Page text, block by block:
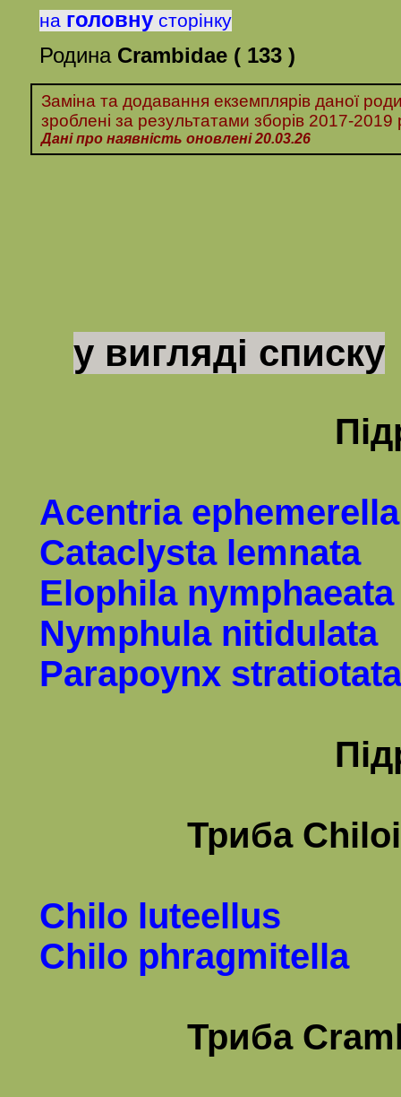
на головну сторінку
Родина Crambidae ( 133 )
Заміна та додавання екземплярів даної
зроблені за результатами зборів 2017-2019
Дані про наявність оновлені 20.03.26
у вигляді списку
Acentria ephemerella
Cataclysta lemnata
Elophila nymphaeata
Nymphula nitidulata
Parapoynx stratiotata
Триба
Chilo luteellus
Chilo phragmitella
Триба